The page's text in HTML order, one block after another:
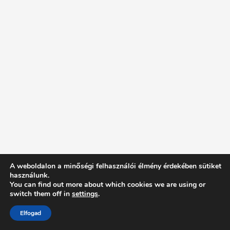
Intentionally Blank - Proudly powered by WordPress
A weboldalon a minőségi felhasználói élmény érdekében sütiket
használunk.
You can find out more about which cookies we are using or
switch them off in settings.
Elfogad